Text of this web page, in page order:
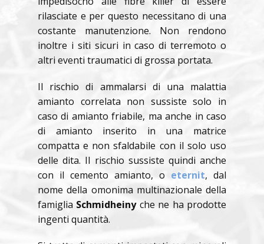
rilasciate e per questo necessitano di una
costante manutenzione. Non rendono
inoltre i siti sicuri in caso di terremoto o
altri eventi traumatici di grossa portata.
Il rischio di ammalarsi di una malattia
amianto correlata non sussiste solo in
caso di amianto friabile, ma anche in caso
di amianto inserito in una matrice
compatta e non sfaldabile con il solo uso
delle dita. Il rischio sussiste quindi anche
con il cemento amianto, o eternit, dal
nome della omonima multinazionale della
famiglia Schmidheinyche ne ha prodotte
ingenti quantità.